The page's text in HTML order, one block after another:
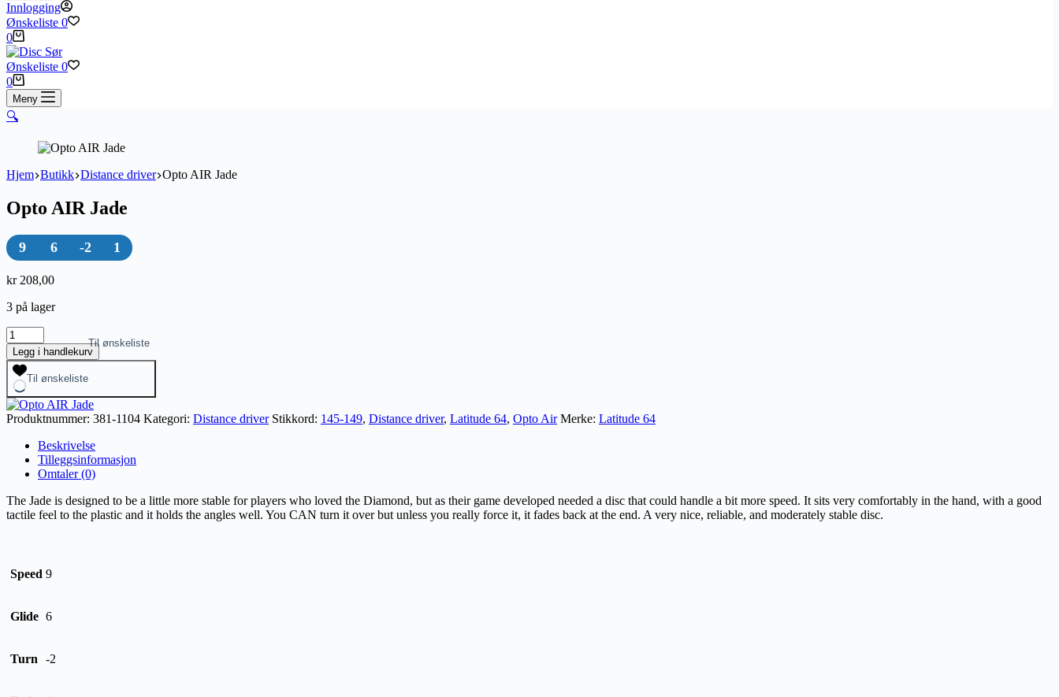
Innlogging
Ønskeliste 0
Handlekurv
0
Ønskeliste 0
Handlekurv
0
Meny
🔍
Hjem Butikk Distance driver Opto AIR Jade
Opto AIR Jade
9 6 -2 1
kr208,00
3 på lager
Opto
AIR
Jade
antall
Legg i handlekurv
Til ønskeliste
Til ønskeliste
Produktnummer: 381-1104 Kategori: Distance driver Stikkord: 145-149, Distance driver, Latitude 64, Opto Air Merke: Latitude 64
Beskrivelse
Tilleggsinformasjon
Omtaler (0)
The Jade is designed to be a little more stable for players who loved the Diamond, but as their game developed needed a disc that could handle a bit more speed. It sits very comfortably in the hand, with a good
tactile feel to the plastic and it holds the angles well. You CAN turn it over but unless you really force it, it fades back at the end. A very nice, reliable, and moderately stable disc.
Speed 9
Glide 6
Turn -2